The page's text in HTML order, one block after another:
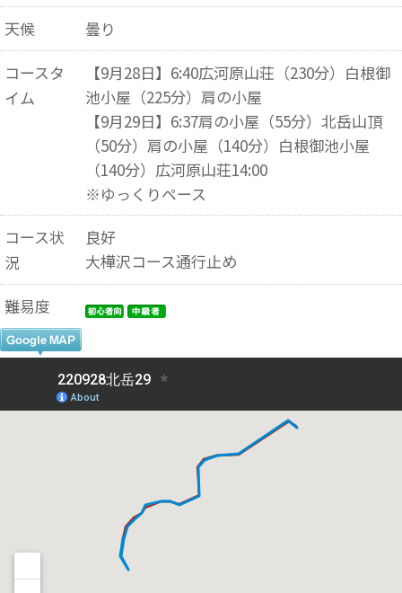
天候
曇り
コースタ
イム
【9月28日】6:40広河原山荘（230分）白根御
池小屋（225分）肩の小屋
【9月29日】6:37肩の小屋（55分）北岳山頂
（50分）肩の小屋（140分）白根御池小屋
（140分）広河原山荘14:00
※ゆっくりペース
コース状
況
良好
大樺沢コース通行止め
難易度